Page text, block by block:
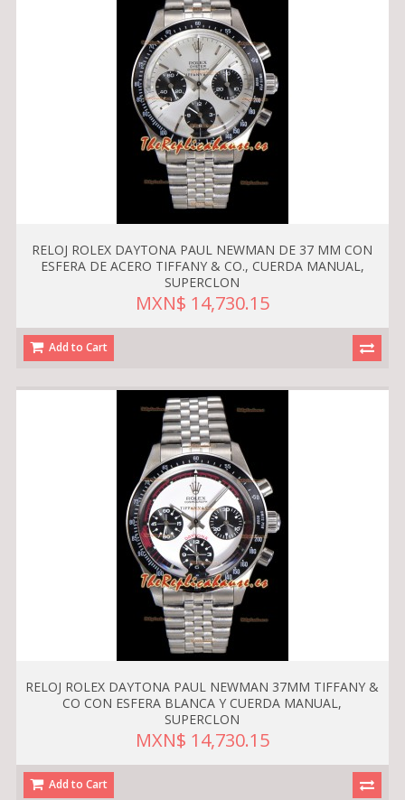
RELOJ ROLEX DAYTONA PAUL NEWMAN DE 37 MM CON
ESFERA DE ACERO TIFFANY & CO., CUERDA MANUAL,
SUPERCLON
MXN$ 14,730.15
Add to Cart
RELOJ ROLEX DAYTONA PAUL NEWMAN 37MM TIFFANY &
CO CON ESFERA BLANCA Y CUERDA MANUAL,
SUPERCLON
MXN$ 14,730.15
Add to Cart